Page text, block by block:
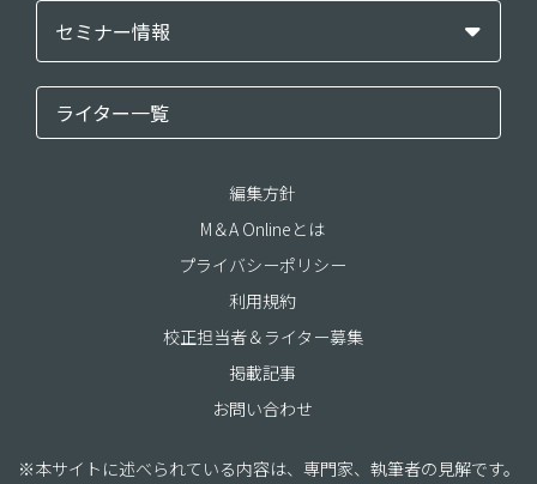
セミナー情報
ライター一覧
編集方針
M＆A Onlineとは
プライバシーポリシー
利用規約
校正担当者＆ライター募集
掲載記事
お問い合わせ
※本サイトに述べられている内容は、専門家、執筆者の見解です。